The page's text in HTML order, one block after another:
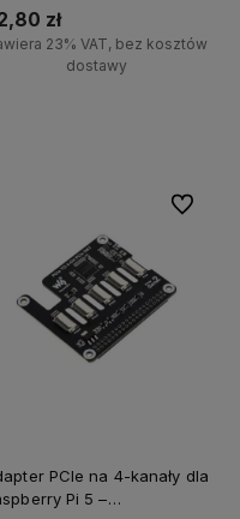
HAT
zł
23% VAT, bez kosztów
dostawy
PCIe na 4-kanały dla
Pi 5 –
Do